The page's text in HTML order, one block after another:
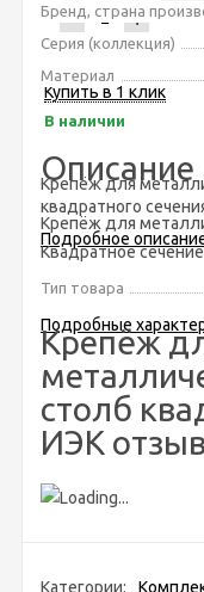
- +
Купить в 1 клик
В наличии
Крепёж для
квадратного
Подробное
Тип товара
Подробные
Бренд, страна
Серия (коллекция)
Материал
Описание
Крепёж для
Квадратное
Крепёж
столб
ИЭК
Категории: